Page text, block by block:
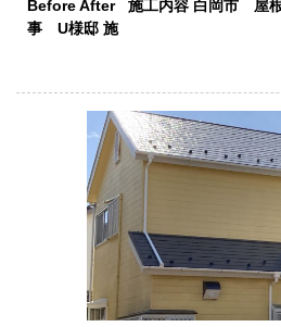
Before After 施工内容 白岡市 屋根
事 U様邸 施